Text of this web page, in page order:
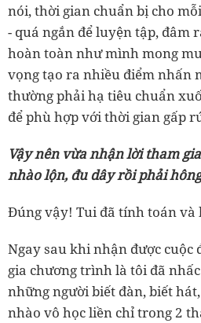
nói, thời gian chuẩn bị cho
- quá ngắn để luyện tập, đâm
hoàn toàn như mình mong
vọng tạo ra nhiều điểm nhấn
thường phải hạ tiêu chuẩn
để phù hợp với thời gian gấp
Vậy nên vừa nhận lời tham
nhào lộn, đu dây rồi phải
Đúng vậy! Tui đã tính toán và
Ngay sau khi nhận được
gia chương trình là tôi đã
những người biết đàn, biết
nhào vô học liền chỉ trong 2